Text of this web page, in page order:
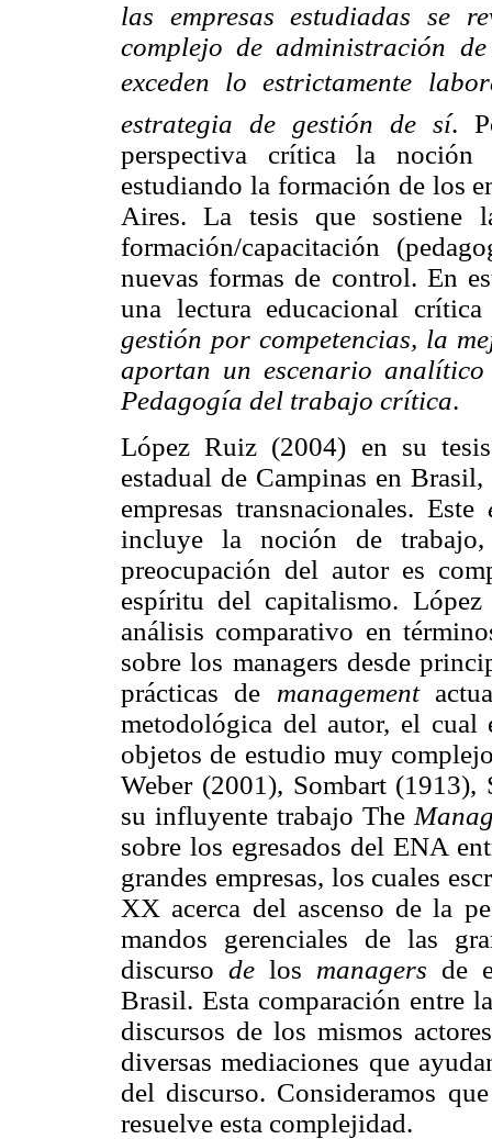
las empresas estudiadas se
complejo de administración
exceden lo estrictamente
estrategia de gestión de sí.
perspectiva crítica la noción
estudiando la formación de los
Aires. La tesis que sostiene
formación/capacitación
nuevas formas de control. En
una lectura educacional
gestión por competencias, la
aportan un escenario
Pedagogía del trabajo crítica.
López Ruiz (2004) en su
estadual de Campinas en
empresas transnacionales. Este
incluye la noción de
preocupación del autor es
espíritu del capitalismo.
análisis comparativo en
sobre los managers desde
prácticas de management
metodológica del autor, el cual
objetos de estudio muy
Weber (2001), Sombart
su influyente trabajo The
sobre los egresados del ENA
grandes empresas, los cuales
XX acerca del ascenso de la
mandos gerenciales de las
discurso delos managers de
Brasil. Esta comparación entre
discursos de los mismos
diversas mediaciones que
del discurso. Consideramos
resuelve esta complejidad.